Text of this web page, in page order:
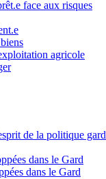
face aux risques
agricole
de la politique
dans le Gard
dans le Gard